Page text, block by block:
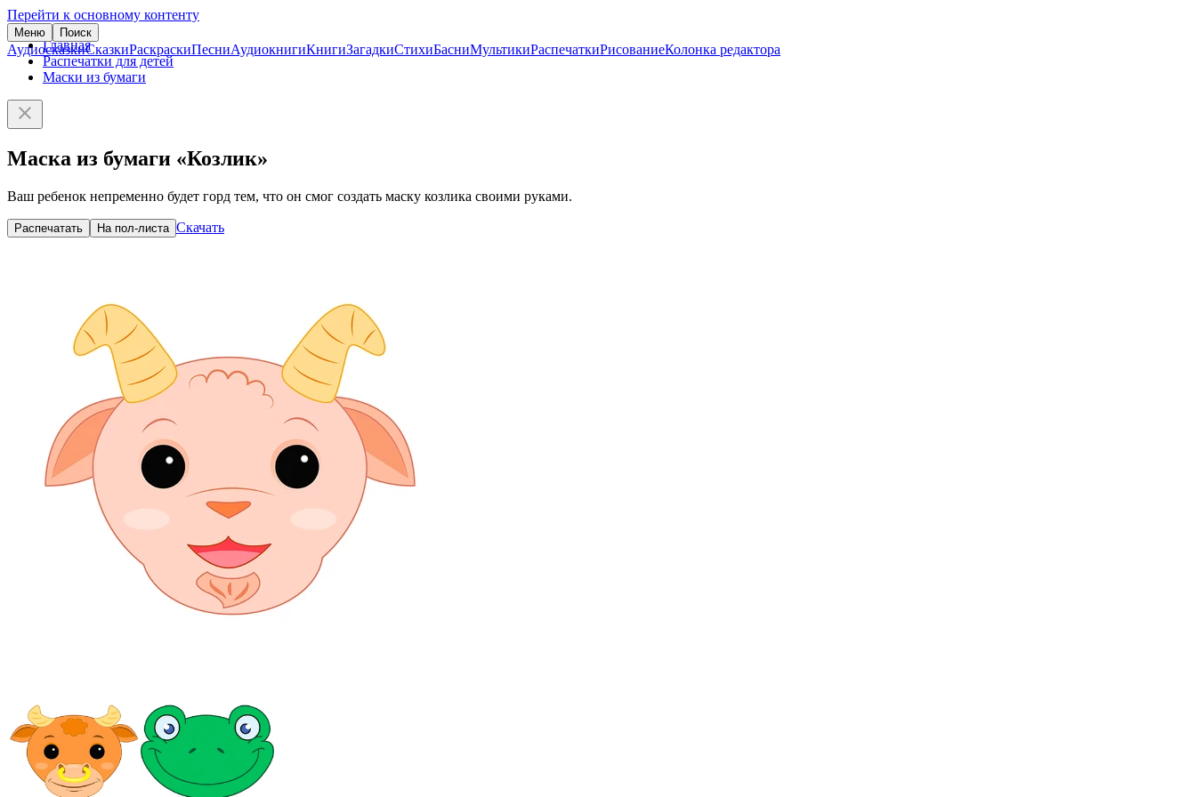
Перейти к основному контенту
Меню Поиск
АудиосказкиСказкиРаскраскиПесниАудиокнигиКнигиЗагадкиСтихиБасниМультикиРаспечаткиРисованиеКолонка редактора
Главная
Распечатки для детей
Маски из бумаги
Маска из бумаги «Козлик»
Ваш ребенок непременно будет горд тем, что он смог создать маску козлика своими руками.
Распечатать На пол-листа Скачать